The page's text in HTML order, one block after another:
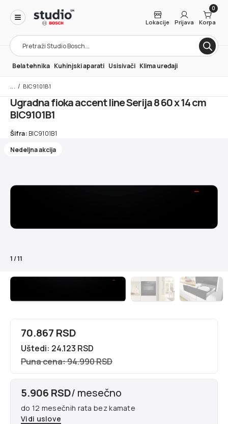
Products
search
Lokacije Prijava
0
Korpa
Bela tehnika Kuhinjski aparati Usisivači Klima uređaji
/ BIC9101B1
Ugradna fioka accent line Serija 8 60 x 14 cm
BIC9101B1
Šifra: BIC9101B1
Nedeljna akcija
1/11
70.867 RSD
Uštedi: 24.123 RSD
Puna cena: 94.990 RSD
5.906 RSD/ mesečno
do 12 mesečnih rata bez kamate
Vidi uslove